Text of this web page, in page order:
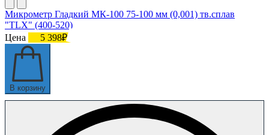
Микрометр Гладкий МК-100 75-100 мм (0,001) тв.сплав
"TLX" (400-520)
Цена
5 398₽
В корзину